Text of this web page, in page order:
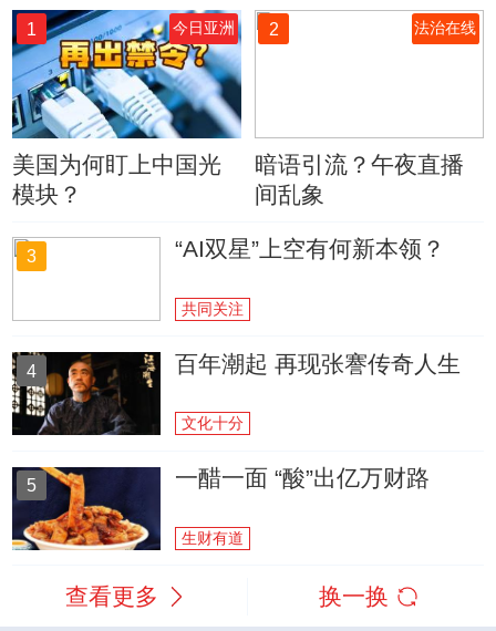
1 今日亚洲
美国为何盯上中国光
模块？
2 法治在线
暗语引流？午夜直播
间乱象
3 “AI双星”上空有何新本领？
共同关注
4 百年潮起 再现张謇传奇人生
文化十分
5 一醋一面 “酸”出亿万财路
生财有道
查看更多 换一换